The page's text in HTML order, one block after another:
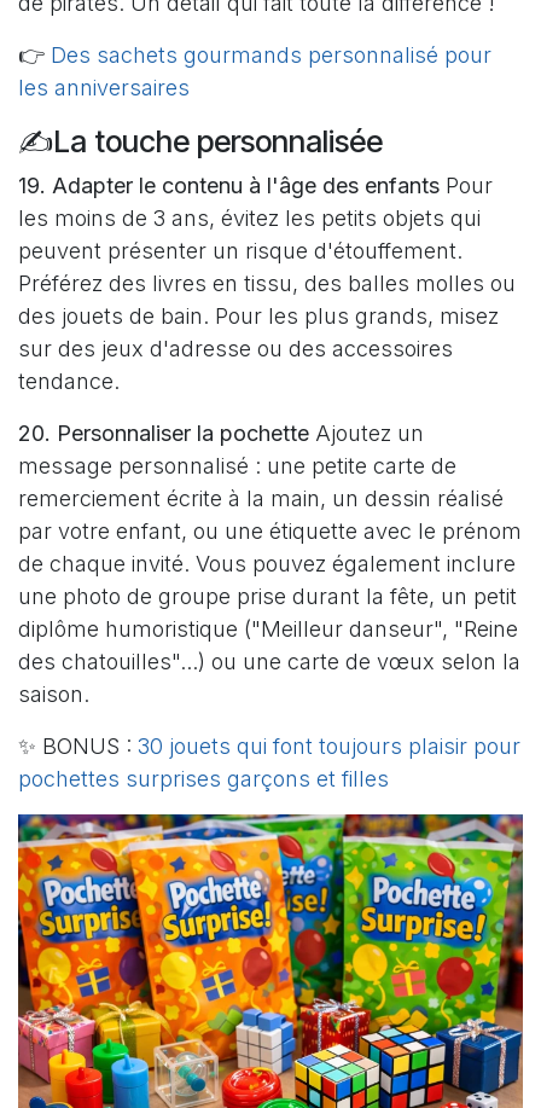
👉 Des sachets gourmands personnalisé pour
les anniversaires
✍️La touche personnalisée
19. Adapter le contenu à l'âge des enfants Pour
les moins de 3 ans, évitez les petits objets qui
peuvent présenter un risque d'étouffement.
Préférez des livres en tissu, des balles molles ou
des jouets de bain. Pour les plus grands, misez
sur des jeux d'adresse ou des accessoires
tendance.
20. Personnaliser la pochette Ajoutez un
message personnalisé : une petite carte de
remerciement écrite à la main, un dessin réalisé
par votre enfant, ou une étiquette avec le prénom
de chaque invité. Vous pouvez également inclure
une photo de groupe prise durant la fête, un petit
diplôme humoristique ("Meilleur danseur", "Reine
des chatouilles"...) ou une carte de vœux selon la
saison.
✨ BONUS : 30 jouets qui font toujours plaisir pour
pochettes surprises garçons et filles